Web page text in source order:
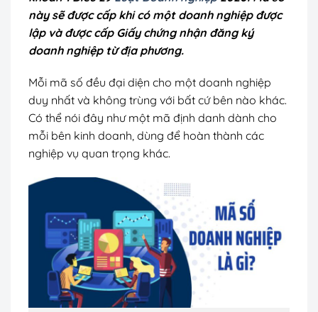
này sẽ được cấp khi có một doanh nghiệp được
lập và được cấp Giấy chứng nhận đăng ký
doanh nghiệp từ địa phương.
Mỗi mã số đều đại diện cho một doanh nghiệp
duy nhất và không trùng với bất cứ bên nào khác.
Có thể nói đây như một mã định danh dành cho
mỗi bên kinh doanh, dùng để hoàn thành các
nghiệp vụ quan trọng khác.